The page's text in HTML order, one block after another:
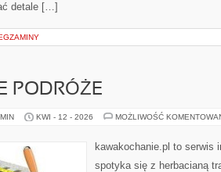
detale […]
PODRÓŻE
KWI - 12 - 2026 MOŻLIWOŚĆ
kawakochanie.pl to serwis
spotyka się z herbacianą